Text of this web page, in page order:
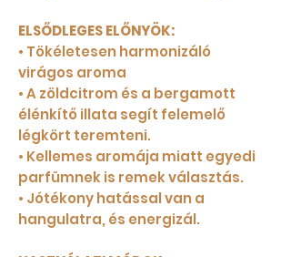
ELSŐDLEGES ELŐNYÖK:
• Tökéletesen harmonizáló
virágos aroma
• A zöldcitrom és a bergamott
élénkítő illata segít felemelő
légkört teremteni.
• Kellemes aromája miatt egyedi
parfümnek is remek választás.
• Jótékony hatással van a
hangulatra, és energizál.